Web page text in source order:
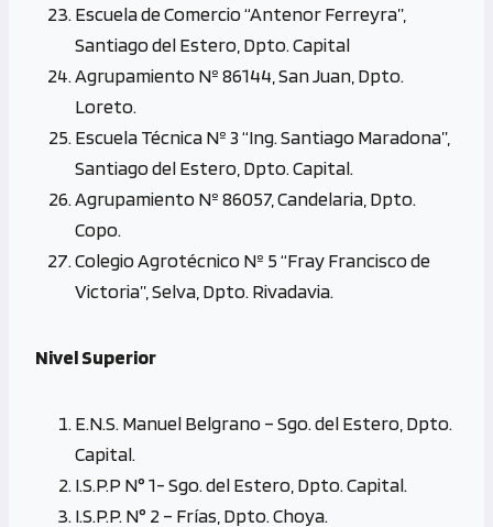
Escuela de Comercio “Antenor Ferreyra”,
Santiago del Estero, Dpto. Capital
Agrupamiento Nº 86144, San Juan, Dpto.
Loreto.
Escuela Técnica Nº 3 “Ing. Santiago Maradona”,
Santiago del Estero, Dpto. Capital.
Agrupamiento Nº 86057, Candelaria, Dpto.
Copo.
Colegio Agrotécnico Nº 5 “Fray Francisco de
Victoria”, Selva, Dpto. Rivadavia.
Nivel Superior
E.N.S. Manuel Belgrano – Sgo. del Estero, Dpto.
Capital.
I.S.P.P N° 1- Sgo. del Estero, Dpto. Capital.
I.S.P.P. N° 2 – Frías, Dpto. Choya.